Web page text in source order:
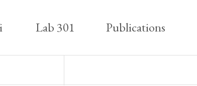
Lab 301 Publications